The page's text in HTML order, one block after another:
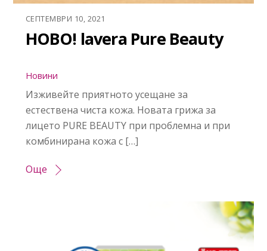
СЕПТЕМВРИ 10, 2021
НОВО! lavera Pure Beauty
Новини
Изживейте приятното усещане за
естествена чиста кожа. Новата грижа за
лицето PURE BEAUTY при проблемна и при
комбинирана кожа с […]
Още